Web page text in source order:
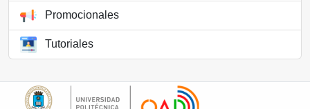
Promocionales
Tutoriales